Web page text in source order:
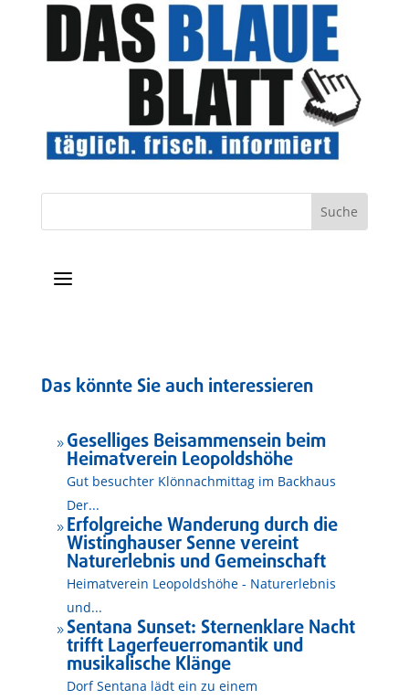
a
Das könnte Sie auch interessieren
9 Geselliges Beisammensein beim
Heimatverein Leopoldshöhe
Gut besuchter Klönnachmittag im Backhaus
Der...
9 Erfolgreiche Wanderung durch die
Wistinghauser Senne vereint
Naturerlebnis und Gemeinschaft
Heimatverein Leopoldshöhe - Naturerlebnis
und...
9 Sentana Sunset: Sternenklare Nacht
trifft Lagerfeuerromantik und
musikalische Klänge
Dorf Sentana lädt ein zu einem